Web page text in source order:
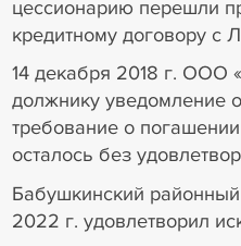
цессионарию перешли
кредитному договору с
14 декабря 2018 г. ООО
должнику уведомление
требование о
осталось без
Бабушкинский
2022 г. удовлетворил